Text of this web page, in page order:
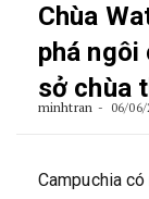
Chùa
phá ngôi
sở chùa
minhtran 06/06/
Campuchia